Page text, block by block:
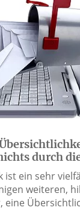
durch
ein sehr
weiteren,
eine